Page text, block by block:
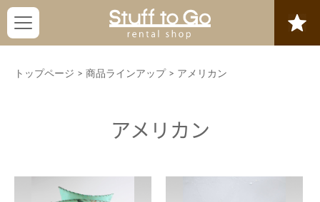
トップページ > 商品ラインアップ > アメリカン
アメリカン